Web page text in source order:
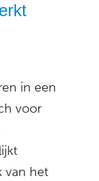
in een
voor
van het